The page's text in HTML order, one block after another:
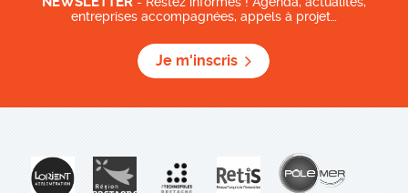
entreprises accompagnées, appels à projet…
Je m'inscris